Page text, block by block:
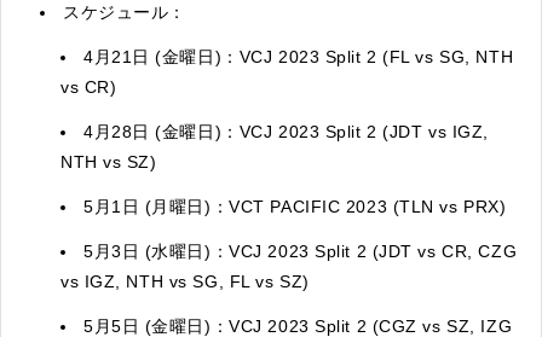
スケジュール：
4月21日 (金曜日)：VCJ 2023 Split 2 (FL vs SG, NTH
vs CR)
4月28日 (金曜日)：VCJ 2023 Split 2 (JDT vs IGZ,
NTH vs SZ)
5月1日 (月曜日)：VCT PACIFIC 2023 (TLN vs PRX)
5月3日 (水曜日)：VCJ 2023 Split 2 (JDT vs CR, CZG
vs IGZ, NTH vs SG, FL vs SZ)
5月5日 (金曜日)：VCJ 2023 Split 2 (CGZ vs SZ, IZG